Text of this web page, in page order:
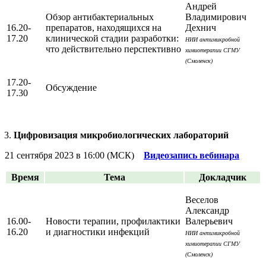
16.20-
17.20
Обзор антибактериальных
препаратов, находящихся на
клинической стадии разработки:
что действительно перспективно
Андрей
Владимирович
Дехнич
НИИ антимикробной
химиотерапии СГМУ
(Смоленск)
17.20-
17.30
Обсуждение
Цифровизация микробиологических лабораторий
21 сентября 2023 в 16:00 (МСК) Видеозапись вебинара
Время Тема Докладчик
16.00-
16.20
Новости терапии, профилактики
и диагностики инфекций
Веселов
Александр
Валерьевич
НИИ антимикробной
химиотерапии СГМУ
(Смоленск)